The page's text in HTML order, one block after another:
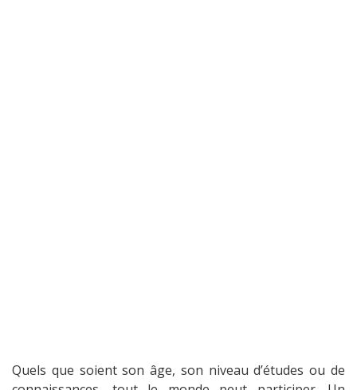
Quels que soient son âge, son niveau d’études ou de